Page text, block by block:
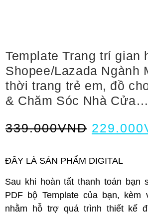
Template Trang trí gian
Shopee/Lazada Ngành
thời trang trẻ em, đồ
& Chăm Sóc Nhà
339.000VND 229.000
ĐÂY LÀ SẢN PHẨM DIGITAL
Sau khi hoàn tất thanh toán bạn
PDF bộ Template của bạn, kèm
nhằm hỗ trợ quá trình thiết kế